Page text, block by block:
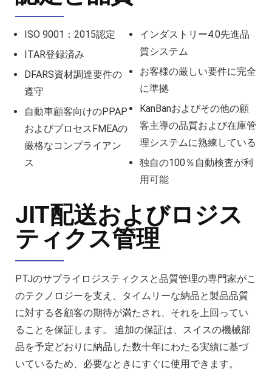
ISO 9001：2015認定
ITAR登録済み
DFARS資材調達要件の
遵守
自動車顧客向けのPPAP
およびプロセスFMEAの
厳格なコンプライアン
ス
インダストリー4.0先進品
質システム
お客様の厳しい要件に完全
に準拠
KanBanおよびその他の顧
客主導の品質および在庫管
理システムに熟練している
独自の100％自動検査が利
用可能
JIT配送およびロジス
ティクス管理
PTJのサプライロジスティクスと品質管理の専門家がこ
のテクノロジーを支え、タイムリーな納品と製品品質
に対する各顧客の期待が満たされ、それを上回ってい
ることを保証します。 追加の保証は、スイスの機械部
品を予定どおりに納品した数十年にわたる実績に基づ
いているため、必要なときにすぐに使用できます。